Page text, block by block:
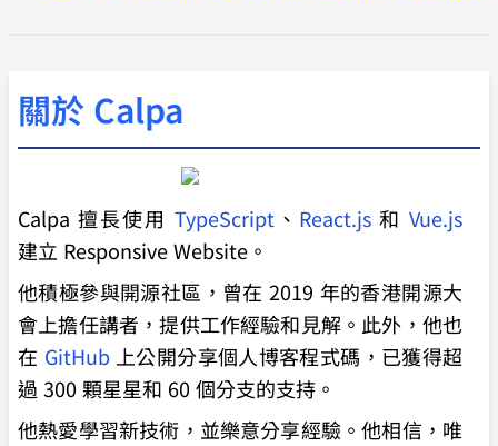
關於 Calpa
Calpa 擅長使用 TypeScript 、 React.js 和 Vue.js
建立 Responsive Website。
他積極參與開源社區，曾在 2019 年的香港開源大
會上擔任講者，提供工作經驗和見解。此外，他也
在 GitHub上公開分享個人博客程式碼，已獲得超
過 300 顆星星和 60 個分支的支持。
他熱愛學習新技術，並樂意分享經驗。他相信，唯